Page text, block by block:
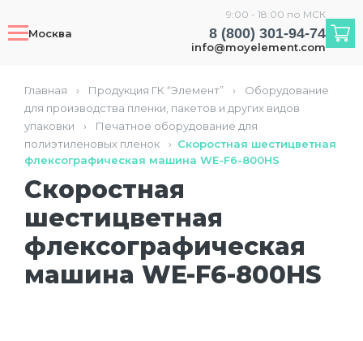
Москва
9:00 - 18:00 по МСК
8 (800) 301-94-74
info@moyelement.com
Главная › Продукция ГК “Элемент” ›
Оборудование
для производства пленки, пакетов и других видов
упаковки
›
Печатное оборудование для
полиэтиленовых пленок
› Скоростная шестицветная
флексографическая машина WE-F6-800HS
Скоростная
шестицветная
флексографическая
машина WE-F6-800HS